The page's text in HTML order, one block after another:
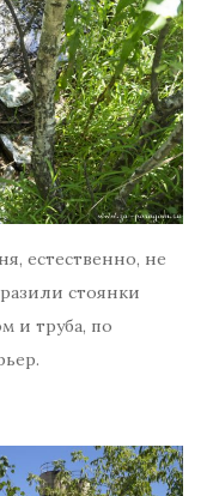
естественно, не
стоянки
и труба, по